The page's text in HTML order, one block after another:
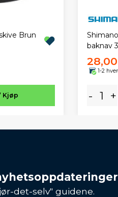
Brun
Kjøp
baknav
1-2
- +
det-selv" guidene.